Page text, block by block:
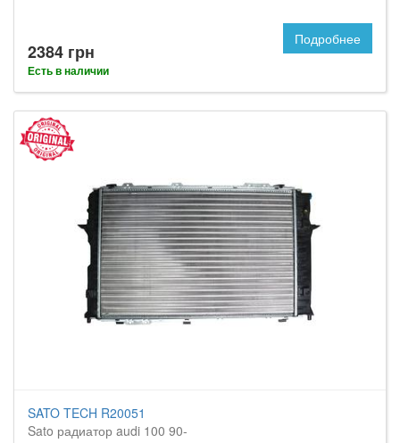
2384 грн
Есть в наличии
Подробнее
SATO TECH R20051
Sato радиатор audi 100 90-